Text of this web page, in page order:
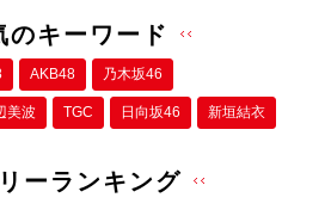
のキーワード
AKB48 乃木坂46
美波 TGC 日向坂46 新垣結衣
ーランキング